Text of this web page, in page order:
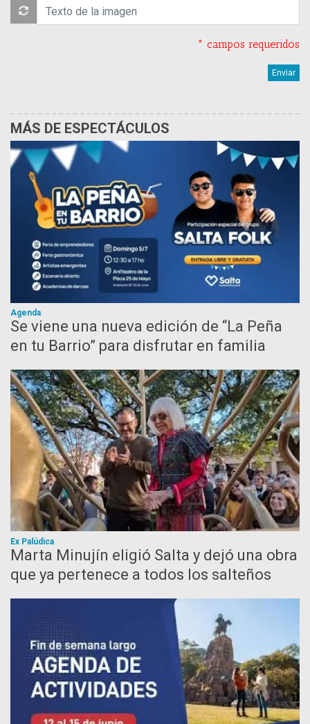
* campos requeridos
MÁS DE ESPECTÁCULOS
Agenda
Se viene una nueva edición de “La Peña
en tu Barrio” para disfrutar en familia
Ex Palúdica
Marta Minujín eligió Salta y dejó una obra
que ya pertenece a todos los salteños